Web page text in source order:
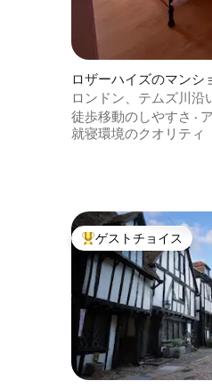
ロザーハイズのマンシ
アパート
ロンドン、テムズ川沿
くのフラット
徒歩移動のしやすさ ·
就寝環境のクオリティ
大好評のゲストチョイ
ゲストチョイス